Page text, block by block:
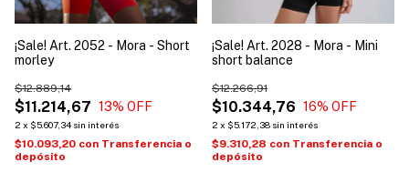
¡Sale! Art. 2052 - Mora - Short
morley
$11.214,67
$12.889,14
13% OFF
2 x $5.607,34 sin interés
$10.093,20 con Transferencia o
depósito
¡Sale! Art. 2028 - Mora - Mini
short balance
$10.344,76
$12.266,91
16% OFF
2 x $5.172,38 sin interés
$9.310,28 con Transferencia o
depósito